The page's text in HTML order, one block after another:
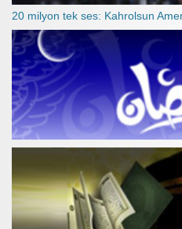
20 milyon tek ses: Kahrolsun